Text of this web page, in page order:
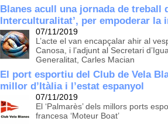
Blanes acull una jornada de treball
Interculturalitat’, per empoderar la
07/11/2019
L’acte el van encapçalar ahir al
Canosa, i l’adjunt al Secretari
Generalitat, Carles Macian
El port esportiu del Club de Vela
millor d’Itàlia i l’estat espanyol
07/11/2019
El ‘Palmarès’ dels millors ports
francesa ‘Moteur Boat’